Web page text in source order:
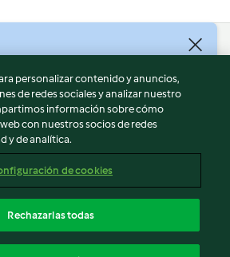
personalizar contenido y anuncios,
de redes sociales y analizar nuestro
información sobre cómo
con nuestros socios de redes
y de analítica.
de cookies
Rechazarlas todas